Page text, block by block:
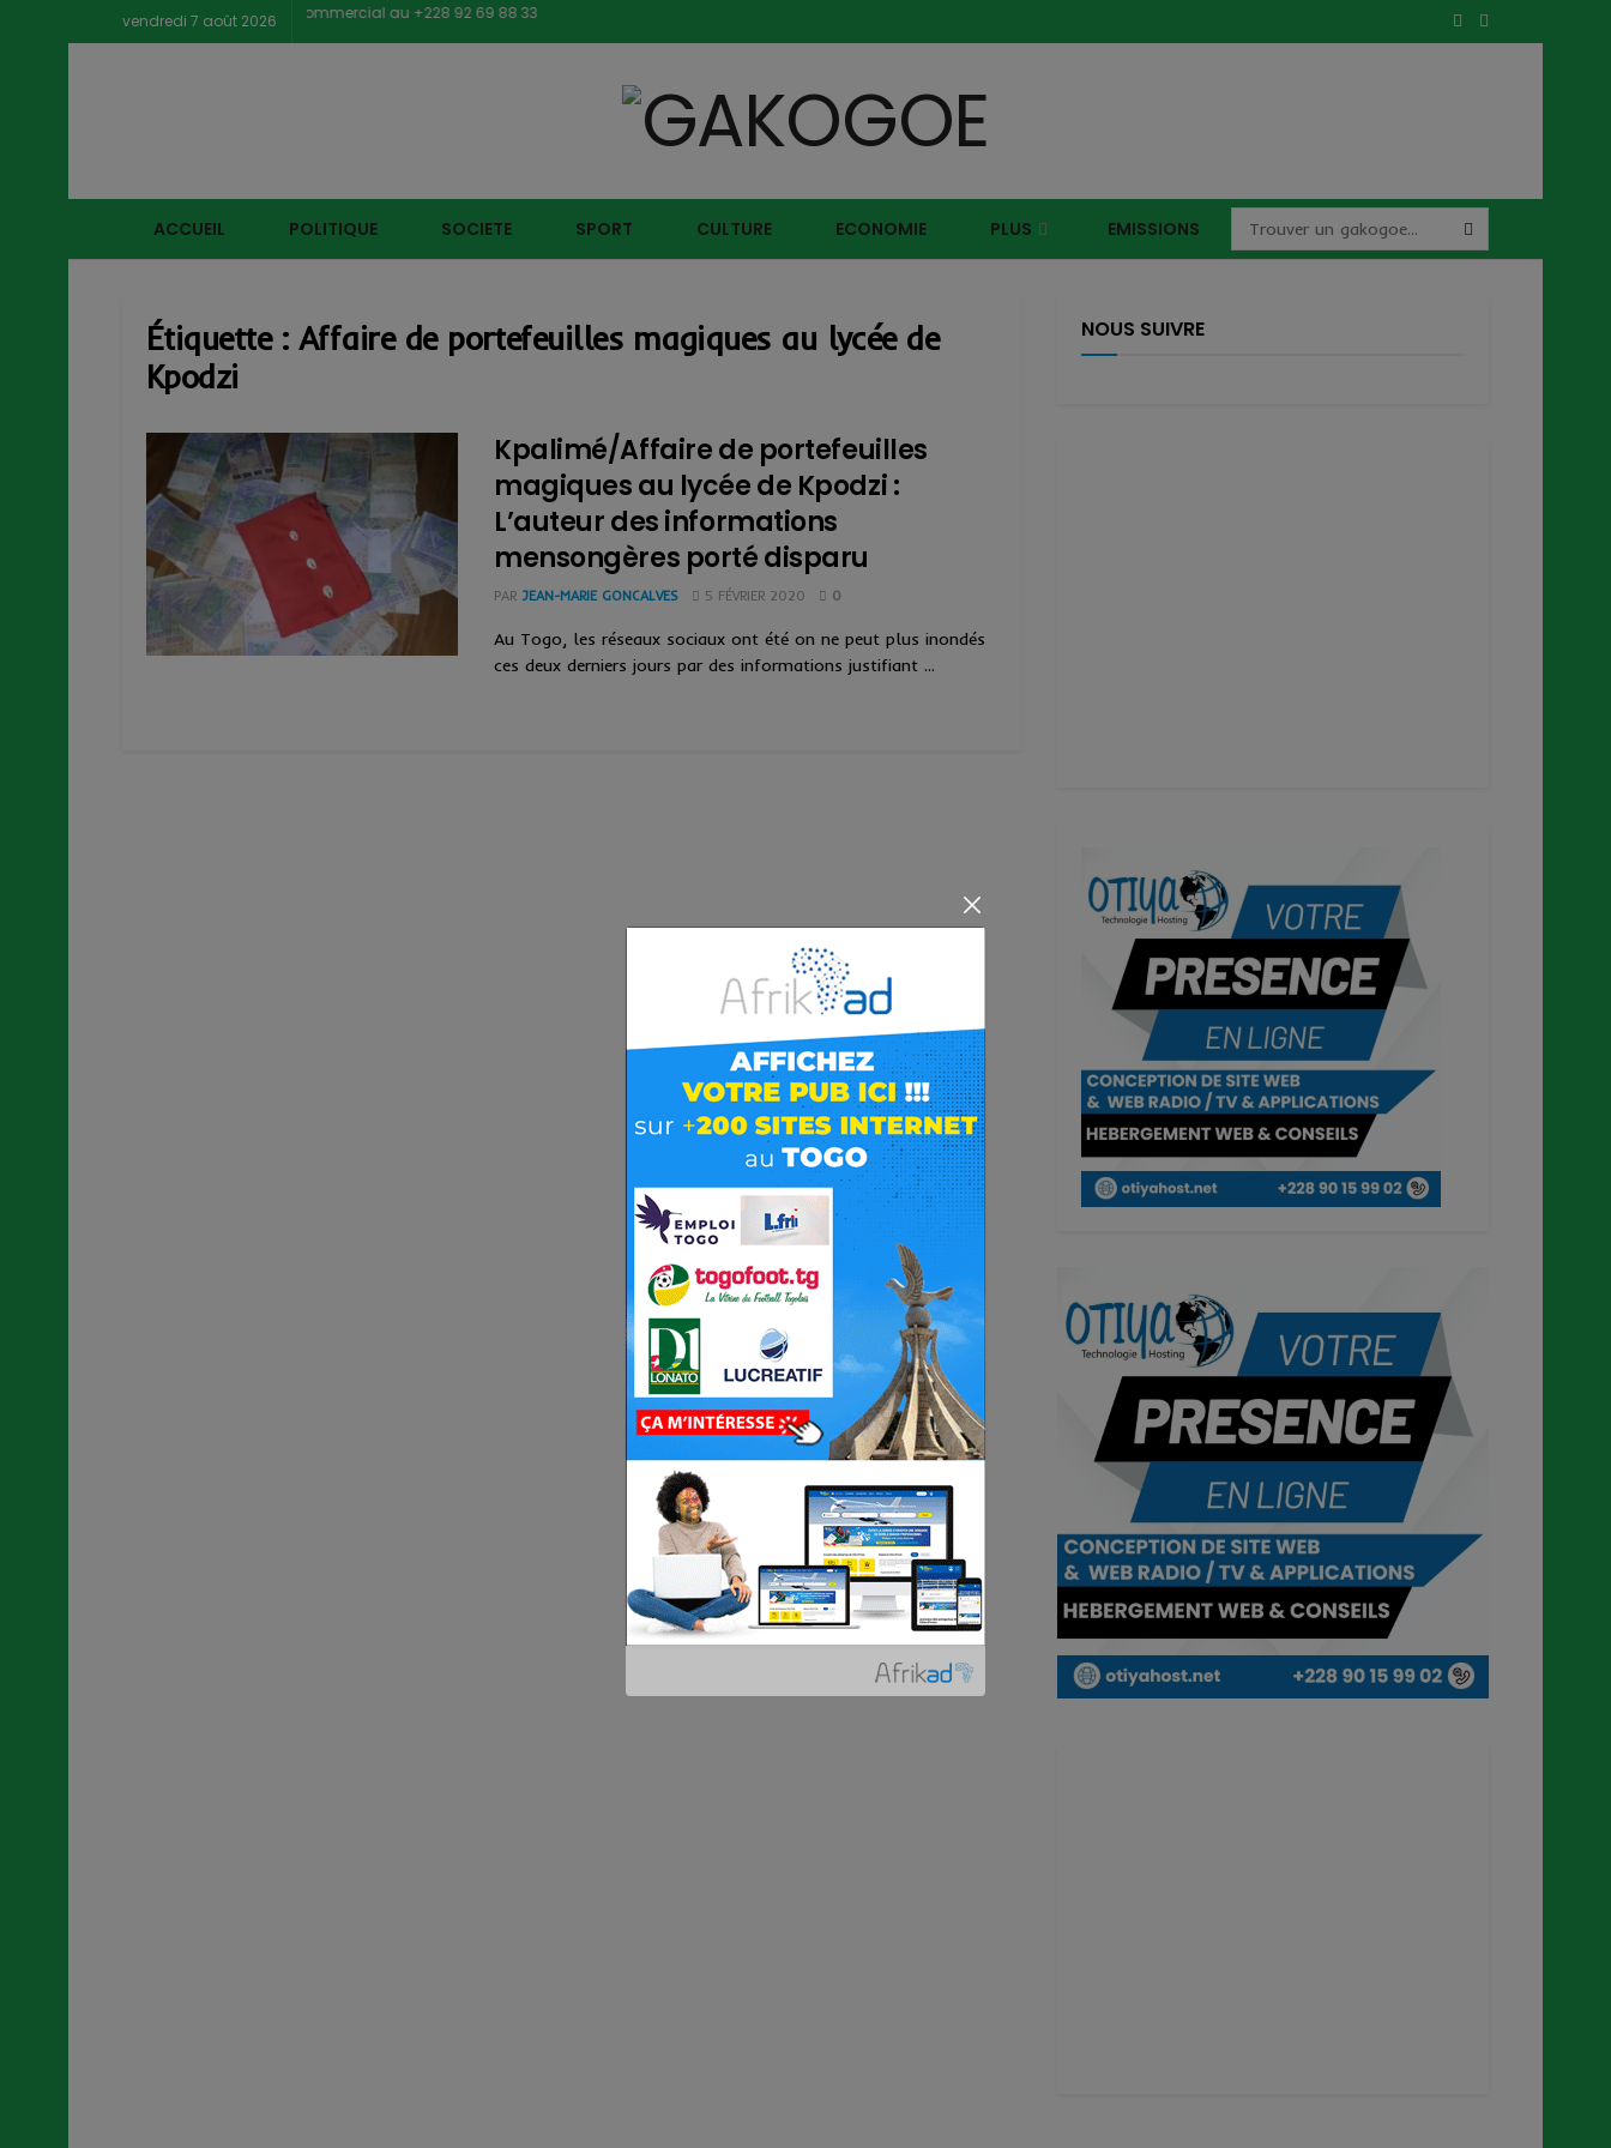
vendredi 7 août 2026
Contacter notre service commercial au +228 92 69 88 33
ACCUEIL POLITIQUE SOCIETE SPORT CULTURE ECONOMIE PLUS EMISSIONS
Étiquette : Affaire de portefeuilles magiques au lycée de
Kpodzi
Kpalimé/Affaire de portefeuilles
magiques au lycée de Kpodzi :
L’auteur des informations
mensongères porté disparu
PAR JEAN-MARIE GONCALVES 5 FÉVRIER 2020 0
Au Togo, les réseaux sociaux ont été on ne peut plus inondés
ces deux derniers jours par des informations justifiant ...
NOUS SUIVRE